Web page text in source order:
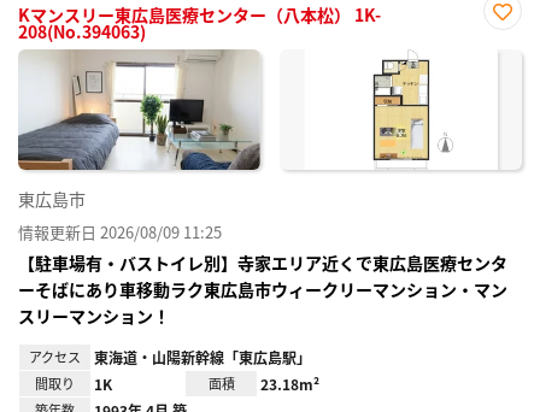
Kマンスリー東広島医療センター（八本松） 1K-
208(No.394063)
に入
東広島市
情報更新日 2026/08/09 11:25
【駐車場有・バストイレ別】寺家エリア近くで東広島医療センタ
ーそばにあり車移動ラク東広島市ウィークリーマンション・マン
スリーマンション！
アクセス 東海道・山陽新幹線「東広島駅」
間取り 1K 面積 23.18m²